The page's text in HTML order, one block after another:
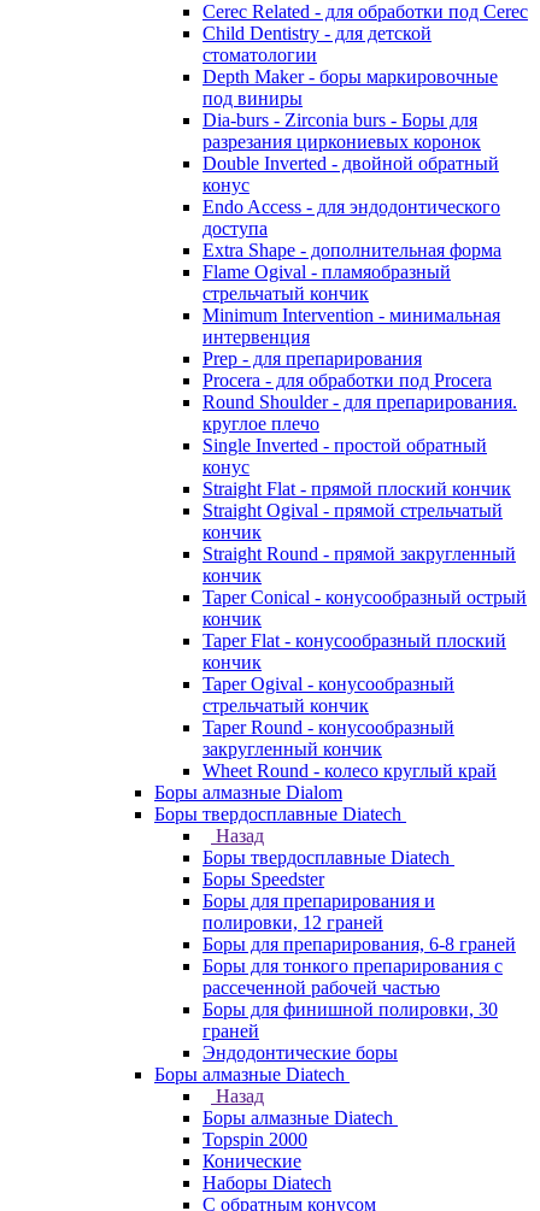
Cerec Related - для обработки под Cerec
Child Dentistry - для детской
стоматологии
Depth Maker - боры маркировочные
под виниры
Dia-burs - Zirconia burs - Боры для
разрезания циркониевых коронок
Double Inverted - двойной обратный
конус
Endo Access - для эндодонтического
доступа
Extra Shape - дополнительная форма
Flame Ogival - пламяобразный
стрельчатый кончик
Minimum Intervention - минимальная
интервенция
Prep - для препарирования
Procera - для обработки под Procera
Round Shoulder - для препарирования.
круглое плечо
Single Inverted - простой обратный
конус
Straight Flat - прямой плоский кончик
Straight Ogival - прямой стрельчатый
кончик
Straight Round - прямой закругленный
кончик
Taper Conical - конусообразный острый
кончик
Taper Flat - конусообразный плоский
кончик
Taper Ogival - конусообразный
стрельчатый кончик
Taper Round - конусообразный
закругленный кончик
Wheet Round - колесо круглый край
Боры алмазные Dialom
Боры твердосплавные Diatech
Назад
Боры твердосплавные Diatech
Боры Speedster
Боры для препарирования и
полировки, 12 граней
Боры для препарирования, 6-8 граней
Боры для тонкого препарирования с
рассеченной рабочей частью
Боры для финишной полировки, 30
граней
Эндодонтические боры
Боры алмазные Diatech
Назад
Боры алмазные Diatech
Topspin 2000
Конические
Наборы Diatech
С обратным конусом